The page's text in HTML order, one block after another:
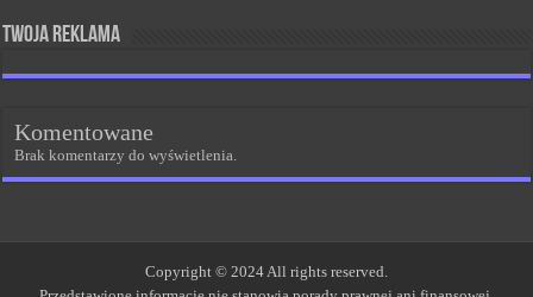
Twoja reklama
Komentowane
Brak komentarzy do wyświetlenia.
Copyright © 2024 All rights reserved.